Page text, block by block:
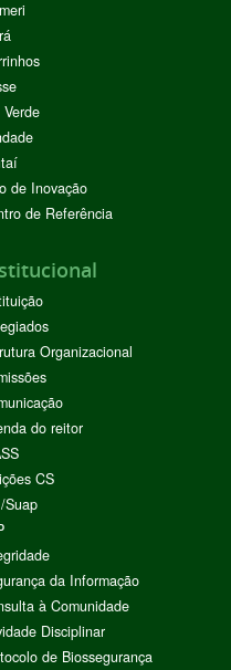
de Inovação
de Referência
Organizacional
do reitor
CS
Suap
da Informação
à Comunidade
Disciplinar
de Biossegurança